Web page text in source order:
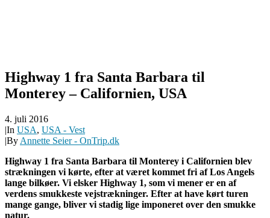
Highway 1 fra Santa Barbara til
Monterey – Californien, USA
4. juli 2016
|In USA, USA - Vest
|By Annette Seier - OnTrip.dk
Highway 1 fra Santa Barbara til Monterey i Californien blev
strækningen vi kørte, efter at været kommet fri af Los Angels
lange bilkøer. Vi elsker Highway 1, som vi mener er en af
verdens smukkeste vejstrækninger. Efter at have kørt turen
mange gange, bliver vi stadig lige imponeret over den smukke
natur.